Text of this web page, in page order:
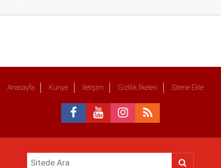
Anasayfa Künye İletişim Gizlilik İlkeleri Sitene Ekle